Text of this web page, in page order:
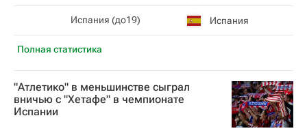
Полная статистика
Испания (до19) Испания
"Атлетико" в меньшинстве сыграл
вничью с "Хетафе" в чемпионате
Испании